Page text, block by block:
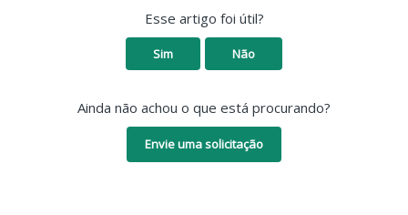
Esse artigo foi útil?
Sim Não
Ainda não achou o que está procurando?
Envie uma solicitação